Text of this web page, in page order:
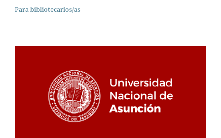
Para bibliotecarios/as